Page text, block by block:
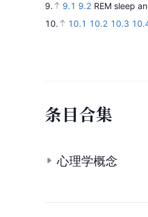
9.
9.1 9.2 REM sleep
10.
10.1 10.2 10.3
条目合集
心理学概念